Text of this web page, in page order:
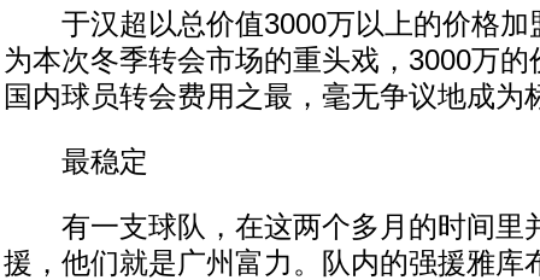
于汉超以总价值3000万以上的价格加
为本次冬季转会市场的重头戏，3000万
国内球员转会费用之最，毫无争议地成为
最稳定
有一支球队，在这两个多月的时间里
援，他们就是广州富力。队内的强援雅库